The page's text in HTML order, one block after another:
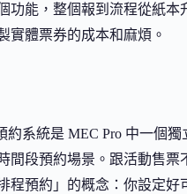
功能，整個報到流程從紙本
實體票券的成本和麻煩。
約系統是 MEC Pro 中一個
間段預約場景。跟活動售票
程預約」的概念：你設定好